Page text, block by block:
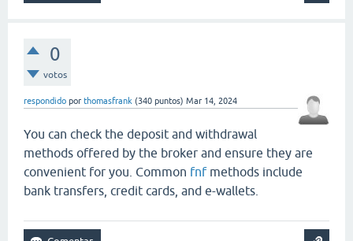
0
votos
respondido por thomasfrank (340 puntos) Mar 14, 2024
You can check the deposit and withdrawal
methods offered by the broker and ensure they are
convenient for you. Common fnfmethods include
bank transfers, credit cards, and e-wallets.